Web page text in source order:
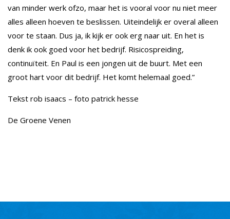
van minder werk ofzo, maar het is vooral voor nu niet meer
alles alleen hoeven te beslissen. Uiteindelijk er overal alleen
voor te staan. Dus ja, ik kijk er ook erg naar uit. En het is
denk ik ook goed voor het bedrijf. Risicospreiding,
continuïteit. En Paul is een jongen uit de buurt. Met een
groot hart voor dit bedrijf. Het komt helemaal goed.”
Tekst rob isaacs – foto patrick hesse
De Groene Venen